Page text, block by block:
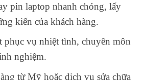
pin laptop nhanh chóng, lấy
kiến của khách hàng.
vụ nhiệt tình, chuyên môn
nghiệm.
từ Mỹ hoặc dịch vụ sửa chữa